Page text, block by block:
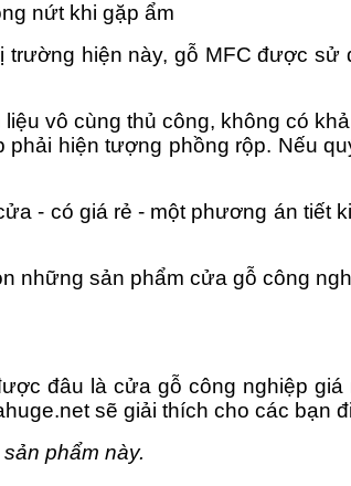
nứt khi gặp ẩm
hiện này, gỗ MFC được
vô cùng thủ công, không có
hiện tượng phồng rộp. Nếu
- có giá rẻ - một phương án tiết
những sản phẩm cửa gỗ công
đâu là cửa gỗ công nghiệp
sẽ giải thích cho các bạn
phẩm này.